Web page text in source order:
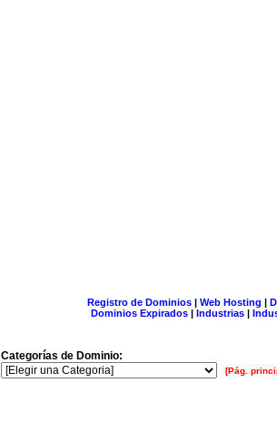
Registro de Dominios| Web Hosting |
Dominios Expirados | Industrias |
Categorías de Dominio:
[Pág.